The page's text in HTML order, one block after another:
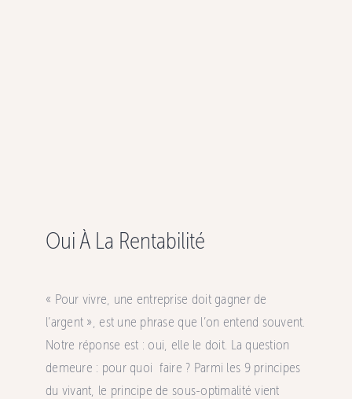
Oui À La Rentabilité
« Pour vivre, une entreprise doit gagner de
l’argent », est une phrase que l’on entend souvent.
Notre réponse est : oui, elle le doit. La question
demeure : pour quoi faire ? Parmi les 9 principes
du vivant, le principe de sous-optimalité vient